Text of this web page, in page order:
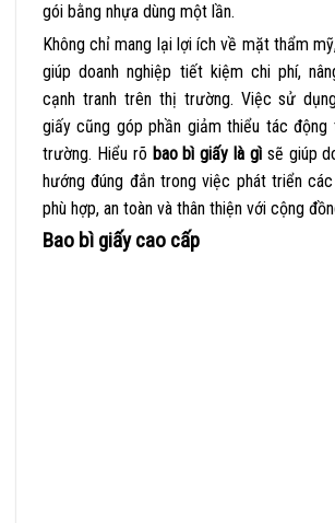
gói bằng nhựa dùng một lần.
Không chỉ mang lại lợi ích về mặt thẩm
giúp doanh nghiệp tiết kiệm chi phí,
cạnh tranh trên thị trường. Việc sử
giấy cũng góp phần giảm thiểu tác
trường. Hiểu rõ bao bì giấy là gìsẽ giúp
hướng đúng đắn trong việc phát triển
phù hợp, an toàn và thân thiện với cộng
Bao bì giấy cao cấp